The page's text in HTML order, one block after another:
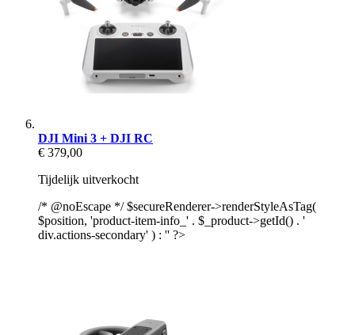
DJI Mini 3 + DJI RC
€ 379,00
Tijdelijk uitverkocht
/* @noEscape */ $secureRenderer->renderStyleAsTag(
$position, 'product-item-info_' . $_product->getId() . '
div.actions-secondary' ) : '' ?>